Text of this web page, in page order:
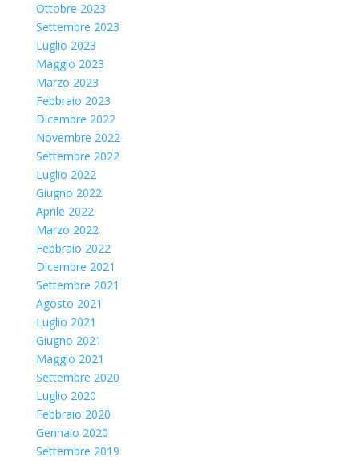
Ottobre 2023
Settembre 2023
Luglio 2023
Maggio 2023
Marzo 2023
Febbraio 2023
Dicembre 2022
Novembre 2022
Settembre 2022
Luglio 2022
Giugno 2022
Aprile 2022
Marzo 2022
Febbraio 2022
Dicembre 2021
Settembre 2021
Agosto 2021
Luglio 2021
Giugno 2021
Maggio 2021
Settembre 2020
Luglio 2020
Febbraio 2020
Gennaio 2020
Settembre 2019